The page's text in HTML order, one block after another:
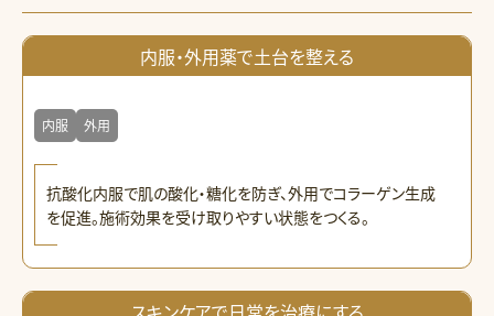
内服・外用薬で土台を整える
内服 外用
抗酸化内服で肌の酸化・糖化を防ぎ、外用でコラーゲン生成
を促進。施術効果を受け取りやすい状態をつくる。